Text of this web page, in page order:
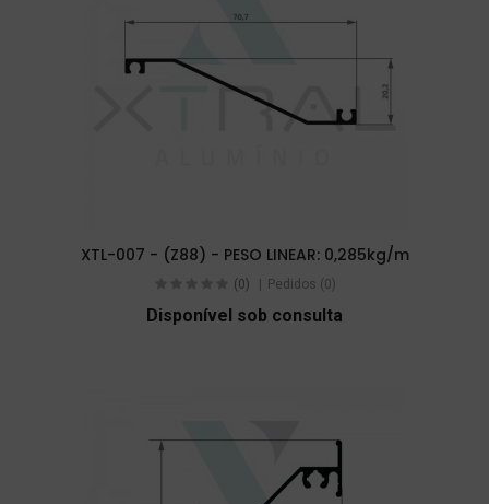
XTL-007 - (Z88) - PESO LINEAR: 0,285kg/m
(0) Pedidos (0)
Disponível sob consulta